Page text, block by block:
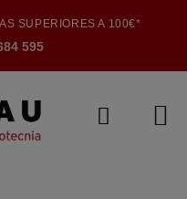
SUPERIORES A 100€*
595